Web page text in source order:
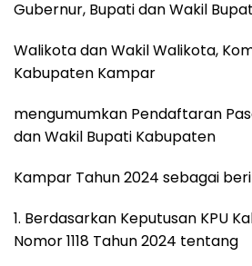
Gubernur, Bupati dan Wakil
Walikota dan Wakil Walikota,
Kabupaten Kampar
mengumumkan Pendaftaran
dan Wakil Bupati Kabupaten
Kampar Tahun 2024 sebagai
1. Berdasarkan Keputusan KPU
Nomor 1118 Tahun 2024 tentang